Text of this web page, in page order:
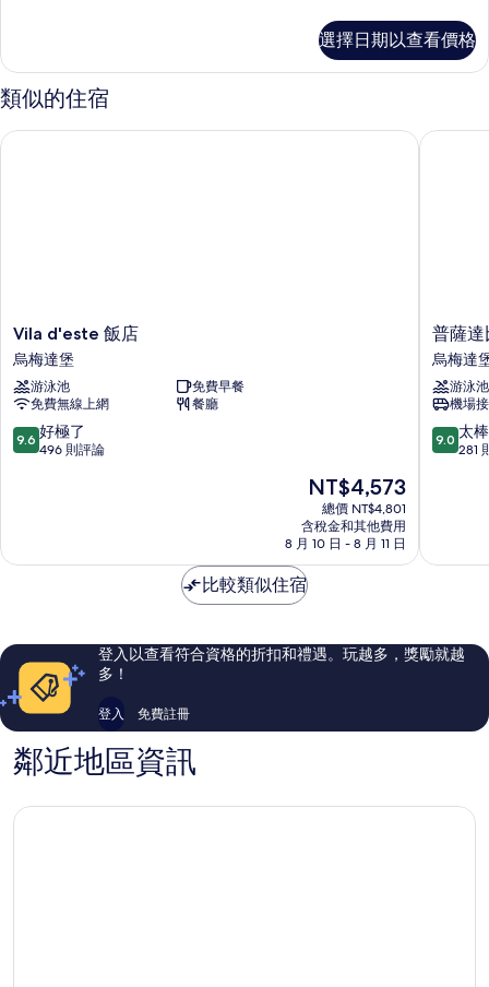
所
有
片
View
Room
with
的
選擇日期以查看價格
類似的住宿
Vila
d'este
飯
店
烏
梅
達
Vila d'este 飯店
烏梅達堡
游泳池
免費早餐
免費無線上網
餐廳
9.6
分，
極
評
論
9.6 好極了
496 則評論
現
價
格
為
NT$4,573
NT$4,573
總價 NT$4,801
含稅金和其他費用
8 月 10 日 - 8 月 11 日
Vila d'este 飯店
普
薩
達
比
布
魯
斯
堡
普薩達
烏梅達
游泳池
機場
9.0
分，
棒
評
論
9.0 太
281
普薩達
比較類似住宿
登入以查看符合資格的折扣和禮遇。玩越多，獎勵就越
多！
登入 免費註冊
鄰近地區資訊